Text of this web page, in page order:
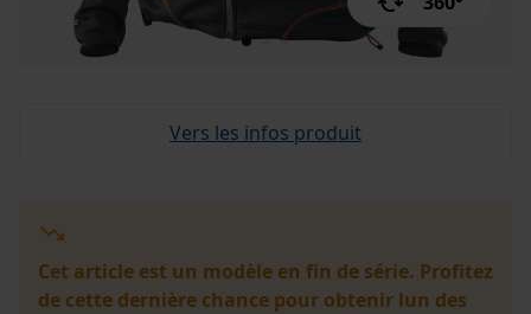
Vers les infos produit
Cet article est un modèle en fin de série. Profitez
de cette dernière chance pour obtenir lun des